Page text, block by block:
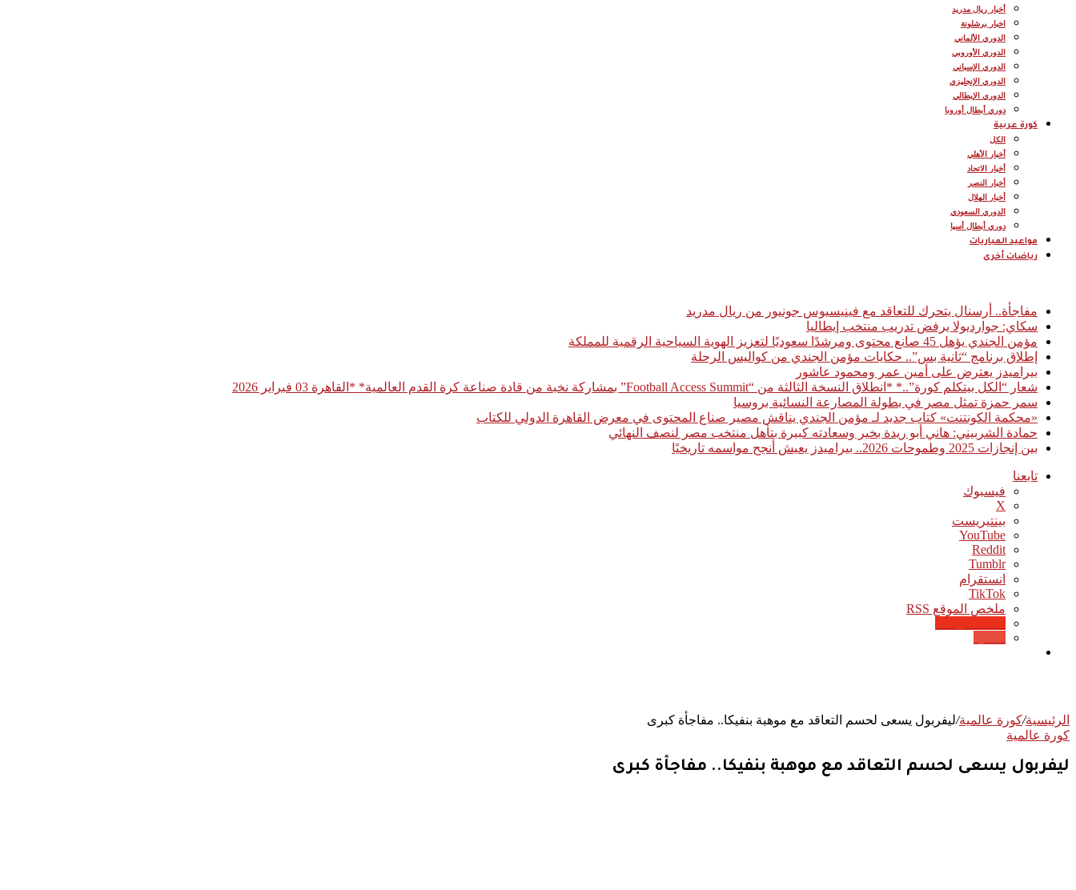
أخبار ريال مدريد
اخبار برشلونة
الدوري الألماني
الدوري الأوروبي
الدوري الإسباني
الدوري الإنجليزي
الدوري الإيطالي
دوري أبطال أوروبا
كورة عربية
الكل
أخبار الأهلي
أخبار الاتحاد
أخبار النصر
أخبار الهلال
الدوري السعودي
دوري أبطال أسيا
مواعيد المباريات
رياضات أخرى
مفاجأة.. أرسنال يتحرك للتعاقد مع فينيسيوس جونيور من ريال مدريد
سكاي: جوارديولا يرفض تدريب منتخب إيطاليا
مؤمن الجندي يؤهل 45 صانع محتوى ومرشدًا سعوديًا لتعزيز الهوية السياحية الرقمية للمملكة
إطلاق برنامج “ثانية بس”.. حكايات مؤمن الجندي من كواليس الرحلة
بيراميدز يعترض على أمين عمر ومحمود عاشور
شعار “الكل بيتكلم كورة”..* *انطلاق النسخة الثالثة من “Football Access Summit” بمشاركة نخبة من قادة صناعة كرة القدم العالمية* *القاهرة 03 فبراير 2026
سمر حمزة تمثل مصر في بطولة المصارعة النسائية بروسيا
«محكمة الكونتنت» كتاب جديد لـ مؤمن الجندي يناقش مصير صناع المحتوى في معرض القاهرة الدولي للكتاب
حمادة الشربيني: هاني أبو ريدة بخير وسعادته كبيرة بتأهل منتخب مصر لنصف النهائي
بين إنجازات 2025 وطموحات 2026.. بيراميدز يعيش أنجح مواسمه تاريخيًا
تابعنا
فيسبوك
‫X
بينتيريست
‫YouTube
انستقرام
‫TikTok
ملخص الموقع RSS
الرئيسية/كورة عالمية/ليفربول يسعى لحسم التعاقد مع موهبة بنفيكا.. مفاجأة كبرى
كورة عالمية
ليفربول يسعى لحسم التعاقد مع موهبة بنفيكا.. مفاجأة كبرى